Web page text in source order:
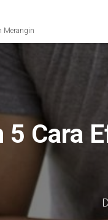
Merangin
5 Cara